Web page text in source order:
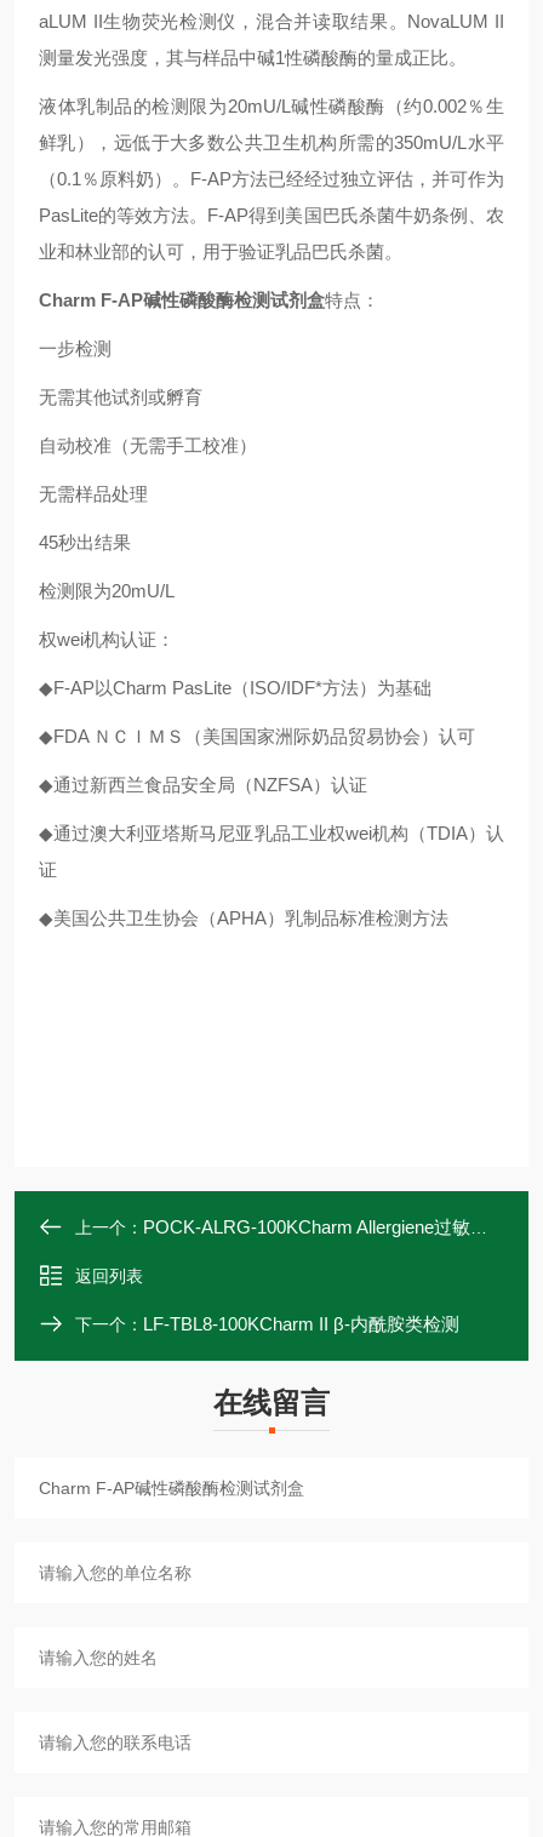
aLUM II生物荧光检测仪，混合并读取结果。NovaLUM II
测量发光强度，其与样品中碱1性磷酸酶的量成正比。
液体乳制品的检测限为20mU/L碱性磷酸酶（约0.002％生
鲜乳），远低于大多数公共卫生机构所需的350mU/L水平
（0.1％原料奶）。F-AP方法已经经过独立评估，并可作为
PasLite的等效方法。F-AP得到美国巴氏杀菌牛奶条例、农
业和林业部的认可，用于验证乳品巴氏杀菌。
Charm F-AP碱性磷酸酶检测试剂盒特点：
一步检测
无需其他试剂或孵育
自动校准（无需手工校准）
无需样品处理
45秒出结果
检测限为20mU/L
权wei机构认证：
◆F-AP以Charm PasLite（ISO/IDF*方法）为基础
◆FDA ＮＣＩＭＳ（美国国家洲际奶品贸易协会）认可
◆通过新西兰食品安全局（NZFSA）认证
◆通过澳大利亚塔斯马尼亚乳品工业权wei机构（TDIA）认
证
◆美国公共卫生协会（APHA）乳制品标准检测方法
上一个： POCK-ALRG-100KCharm Allergiene过敏原检测棒
返回列表
下一个： LF-TBL8-100KCharm II β-内酰胺类检测
在线留言